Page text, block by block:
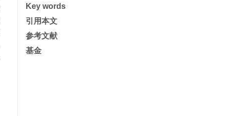
Key words
引用本文
参考文献
基金